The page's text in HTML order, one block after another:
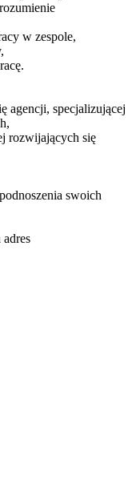
w zespole,
agencji, specjalizującej
rozwijających się
swoich